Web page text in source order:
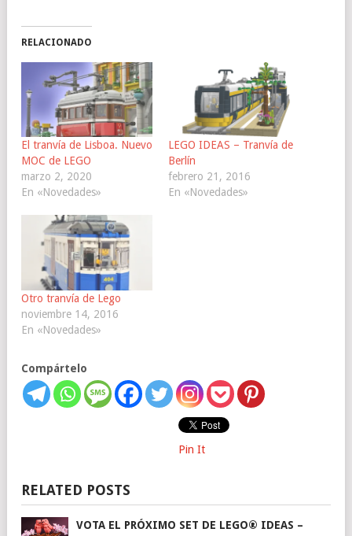
RELACIONADO
El tranvía de Lisboa. Nuevo
MOC de LEGO
marzo 2, 2020
En «Novedades»
LEGO IDEAS – Tranvía de
Berlín
febrero 21, 2016
En «Novedades»
Otro tranvía de Lego
noviembre 14, 2016
En «Novedades»
Compártelo
Pin It
RELATED POSTS
VOTA EL PRÓXIMO SET DE LEGO® IDEAS –